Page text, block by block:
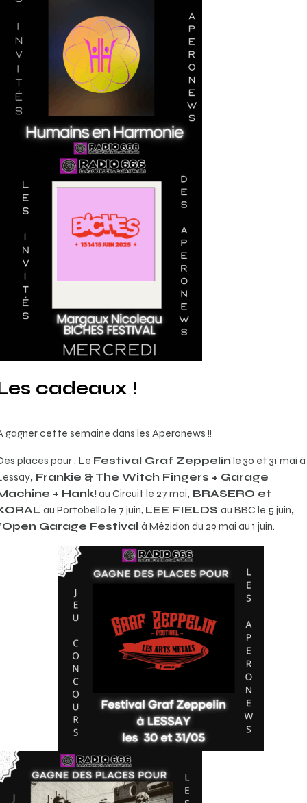
cadeaux !
gagner cette semaine dans les Aperonews !!
places pour : Le Festival Graf Zeppelin le 30 et 31 mai à
, Frankie & The Witch Fingers + Garage
+ Hank! au Circuit le 27 mai, BRASERO et
au Portobello le 7 juin, LEE FIELDS au BBC le 5 juin,
Garage Festival à Mézidon du 29 mai au 1 juin.